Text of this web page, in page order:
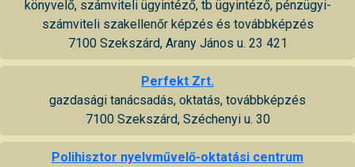
könyvelő, számviteli ügyintéző, tb ügyintéző, pénzügyi-
számviteli szakellenőr képzés és továbbképzés
7100 Szekszárd, Arany János u. 23 421
Perfekt Zrt.
gazdasági tanácsadás, oktatás, továbbképzés
7100 Szekszárd, Széchenyi u. 30
Polihisztor nyelvművelő-oktatási centrum